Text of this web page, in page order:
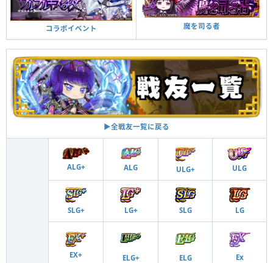
コラボイベント 魔を司る者
▶︎全戦友一覧に戻る
ALG+ ALG ULG+ ULG
SLG+ LG+ SLG LG
EX+ ELG+ ELG Ex